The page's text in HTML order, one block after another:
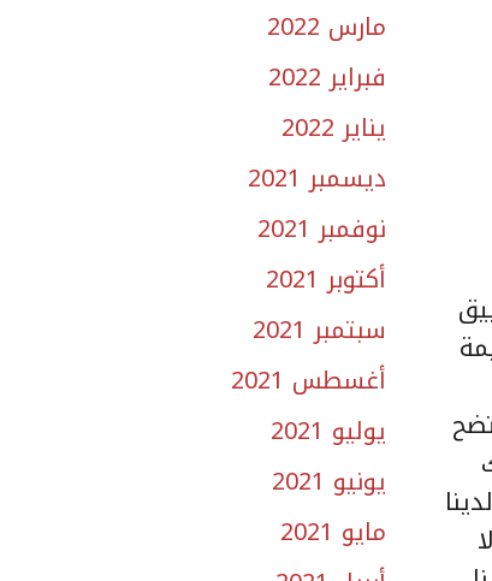
على 70% من قيمة
مارس 2022
فبراير 2022
يناير 2022
ديسمبر 2021
نوفمبر 2021
أكتوبر 2021
سبتمبر 2021
أغسطس 2021
يوليو 2021
يونيو 2021
مايو 2021